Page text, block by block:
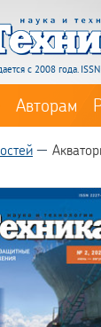
с 2008 года.
Авторам